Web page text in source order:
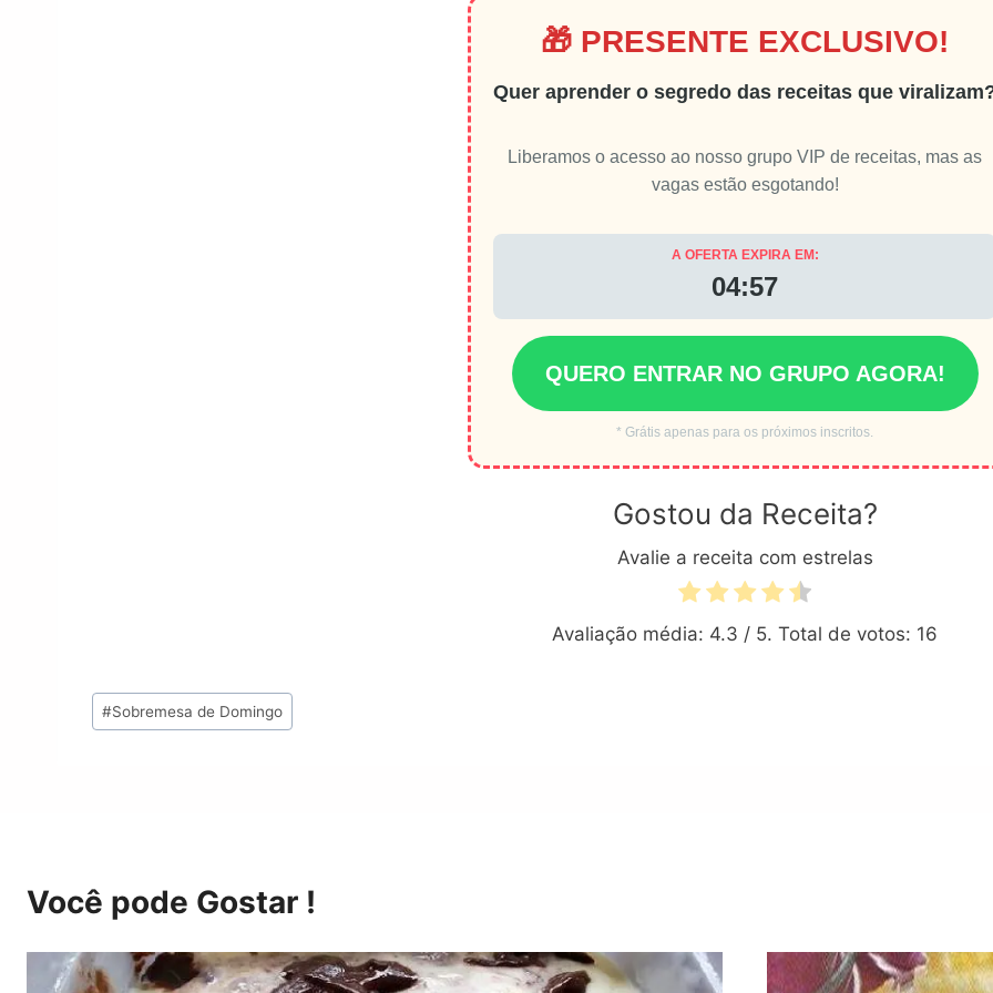
🎁 PRESENTE EXCLUSIVO!
Quer aprender o segredo das receitas que
Liberamos o acesso ao nosso grupo VIP de receitas, mas as
vagas estão esgotando!
A OFERTA EXPIRA EM:
04:55
QUERO ENTRAR NO GRUPO AGORA!
* Grátis apenas para os próximos inscritos.
Gostou da Receita?
Avalie a receita com estrelas
Avaliação média: 4.3 / 5. Total de votos: 16
Tags
do
#Sobremesa de Domingo
Você pode Gostar !